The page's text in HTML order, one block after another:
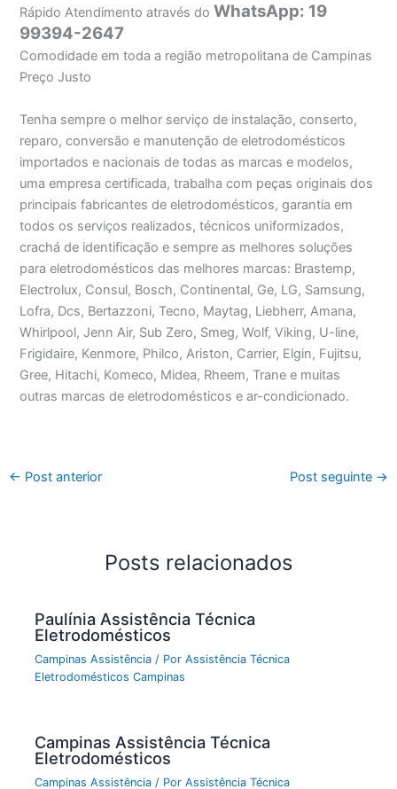
Rápido Atendimento através do WhatsApp: 19
99394-2647
Comodidade em toda a região metropolitana de Campinas
Preço Justo
Tenha sempre o melhor serviço de instalação, conserto,
reparo, conversão e manutenção de eletrodomésticos
importados e nacionais de todas as marcas e modelos,
uma empresa certificada, trabalha com peças originais dos
principais fabricantes de eletrodomésticos, garantia em
todos os serviços realizados, técnicos uniformizados,
crachá de identificação e sempre as melhores soluções
para eletrodomésticos das melhores marcas: Brastemp,
Electrolux, Consul, Bosch, Continental, Ge, LG, Samsung,
Lofra, Dcs, Bertazzoni, Tecno, Maytag, Liebherr, Amana,
Whirlpool, Jenn Air, Sub Zero, Smeg, Wolf, Viking, U-line,
Frigidaire, Kenmore, Philco, Ariston, Carrier, Elgin, Fujitsu,
Gree, Hitachi, Komeco, Midea, Rheem, Trane e muitas
outras marcas de eletrodomésticos e ar-condicionado.
← Post anterior Post seguinte →
Posts relacionados
Paulínia Assistência Técnica
Eletrodomésticos
Campinas Assistência / PorAssistência Técnica
Eletrodomésticos Campinas
Campinas Assistência Técnica
Eletrodomésticos
Campinas Assistência / PorAssistência Técnica